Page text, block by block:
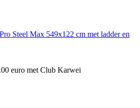
Steel Max 549x122 cm met ladder en
euro met Club Karwei